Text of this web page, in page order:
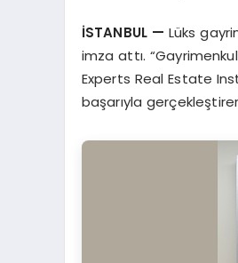
İSTANBUL — Lüks
imza attı.
Experts Real Estate
başarıyla